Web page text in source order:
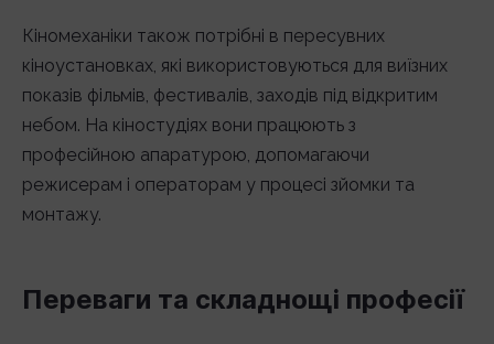
Кіномеханіки також потрібні в пересувних
кіноустановках, які використовуються для виїзних
показів фільмів, фестивалів, заходів під відкритим
небом. На кіностудіях вони працюють з
професійною апаратурою, допомагаючи
режисерам і операторам у процесі зйомки та
монтажу.
Переваги та складнощі професії